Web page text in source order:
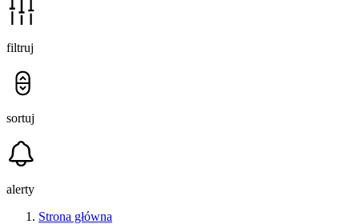
filtruj
sortuj
alerty
Strona główna